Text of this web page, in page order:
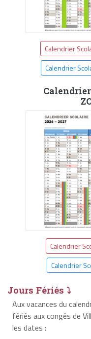
Calendrier
Calendrier
Calendrier
Calendrier
Jours Fériés ⤵
Aux vacances du
fériés aux congés de
les dates :